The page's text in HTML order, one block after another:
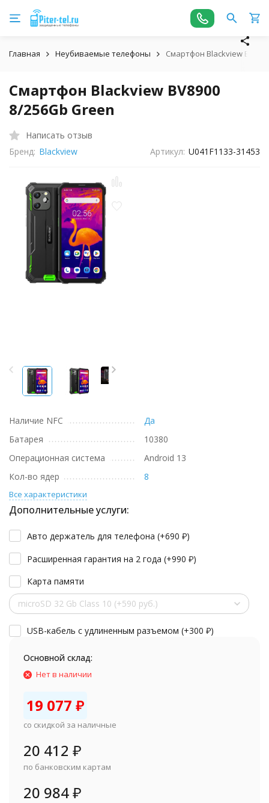
Главная Неубиваемые телефоны Смартфон Blackview
Смартфон Blackview BV8900
8/256Gb Green
Написать отзыв
Бренд: Blackview Артикул: U041F1133-31453
Наличие NFC
Да
Батарея
10380
Операционная система
Android 13
Кол-во ядер
8
Все характеристики
Дополнительные услуги:
Авто держатель для телефона (+690 ₽)
Расширенная гарантия на 2 года (+990 ₽)
Карта памяти
microSD 32 Gb Class 10 (+590 руб.)
USB-кабель с удлиненным разъемом (+300 ₽)
Основной склад:
Нет в наличии
19 077 ₽
со скидкой за наличные
20 412 ₽
по банковским картам
20 984₽